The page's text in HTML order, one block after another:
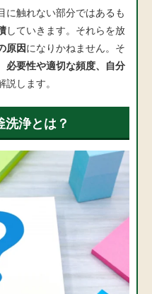
に触れない部分ではあるも
していきます。それらを放
原因になりかねません。そ
必要性や適切な頻度、自分
説します。
洗浄とは？